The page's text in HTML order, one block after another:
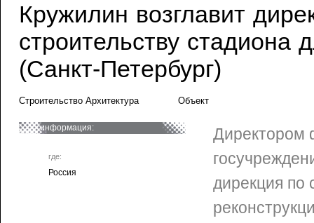
Кружилин возглавит
строительству стадиона
(Санкт-Петербург)
Строительство Архитектура Объект
информация:
где:
Россия
Директором
дирекция по